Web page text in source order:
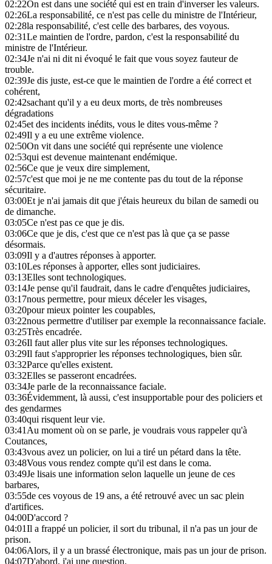
02:22On est dans une société qui est en train d'inverser les valeurs.
02:26La responsabilité, ce n'est pas celle du ministre de l'Intérieur,
02:28la responsabilité, c'est celle des barbares, des voyous.
02:31Le maintien de l'ordre, pardon, c'est la responsabilité du
ministre de l'Intérieur.
02:34Je n'ai ni dit ni évoqué le fait que vous soyez fauteur de
trouble.
02:39Je dis juste, est-ce que le maintien de l'ordre a été correct et
cohérent,
02:42sachant qu'il y a eu deux morts, de très nombreuses
dégradations
02:45et des incidents inédits, vous le dites vous-même ?
02:49Il y a eu une extrême violence.
02:50On vit dans une société qui représente une violence
02:53qui est devenue maintenant endémique.
02:56Ce que je veux dire simplement,
02:57c'est que moi je ne me contente pas du tout de la réponse
sécuritaire.
03:00Et je n'ai jamais dit que j'étais heureux du bilan de samedi ou
de dimanche.
03:05Ce n'est pas ce que je dis.
03:06Ce que je dis, c'est que ce n'est pas là que ça se passe
désormais.
03:09Il y a d'autres réponses à apporter.
03:10Les réponses à apporter, elles sont judiciaires.
03:13Elles sont technologiques.
03:14Je pense qu'il faudrait, dans le cadre d'enquêtes judiciaires,
03:17nous permettre, pour mieux déceler les visages,
03:20pour mieux pointer les coupables,
03:22nous permettre d'utiliser par exemple la reconnaissance faciale.
03:25Très encadrée.
03:26Il faut aller plus vite sur les réponses technologiques.
03:29Il faut s'approprier les réponses technologiques, bien sûr.
03:32Parce qu'elles existent.
03:32Elles se passeront encadrées.
03:34Je parle de la reconnaissance faciale.
03:36Évidemment, là aussi, c'est insupportable pour des policiers et
des gendarmes
03:40qui risquent leur vie.
03:41Au moment où on se parle, je voudrais vous rappeler qu'à
Coutances,
03:43vous avez un policier, on lui a tiré un pétard dans la tête.
03:48Vous vous rendez compte qu'il est dans le coma.
03:49Je lisais une information selon laquelle un jeune de ces
barbares,
03:55de ces voyous de 19 ans, a été retrouvé avec un sac plein
d'artifices.
04:00D'accord ?
04:01Il a frappé un policier, il sort du tribunal, il n'a pas un jour de
prison.
04:06Alors, il y a un brassé électronique, mais pas un jour de prison.
04:07D'abord, j'ai une question.